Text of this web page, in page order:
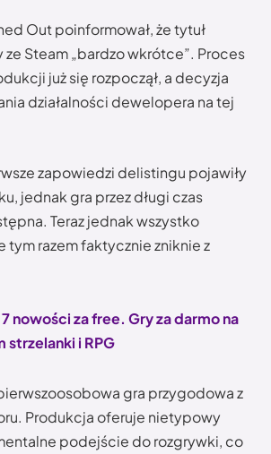
Out poinformował, że tytuł
ze Steam „bardzo wkrótce”. Proces
już się rozpoczął, a decyzja
działalności dewelopera na tej
zapowiedzi delistingu pojawiły
jednak gra przez długi czas
Teraz jednak wszystko
tym razem faktycznie zniknie z
7 nowości za free. Gry za darmo na
strzelanki i RPG
gra przygodowa z
Produkcja oferuje nietypowy
podejście do rozgrywki, co